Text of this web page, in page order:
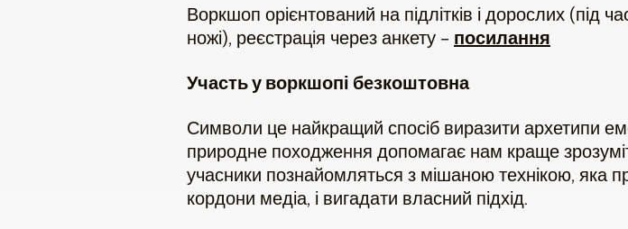
Воркшоп орієнтований на підлітків і дорослих (під
ножі), реєстрація через анкету – посилання
Участь у воркшопі безкоштовна
Символи це найкращий спосіб виразити архетипи
природне походження допомагає нам краще
учасники познайомляться з мішаною технікою, яка
кордони медіа, і вигадати власний підхід.